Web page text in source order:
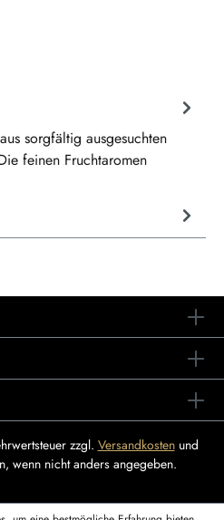
sorgfältig ausgesuchten
feinen Fruchtaromen
zzgl. Versandkostenund
wenn nicht anders angegeben.